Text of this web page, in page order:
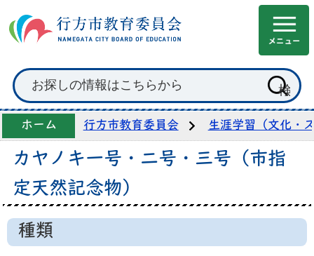
ホーム 行方市教育委員会 生涯学習（文化・
カヤノキ一号・二号・三号（市指
定天然記念物）
種類